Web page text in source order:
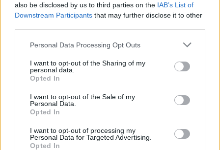
also be disclosed by us to third parties on the IAB’s List of
Downstream Participants that may further disclose it to other
Personal Data Processing Opt Outs
I want to opt-out of the Sharing of my
personal data.
Opted In
I want to opt-out of the Sale of my
Personal Data.
Opted In
I want to opt-out of processing my
Personal Data for Targeted Advertising.
Opted In
SKU: G-PB-D-KPL500A
Hmotnosť:
Farba: Sivá
Obsah balenia:
čela, 2x krytka, skrutky